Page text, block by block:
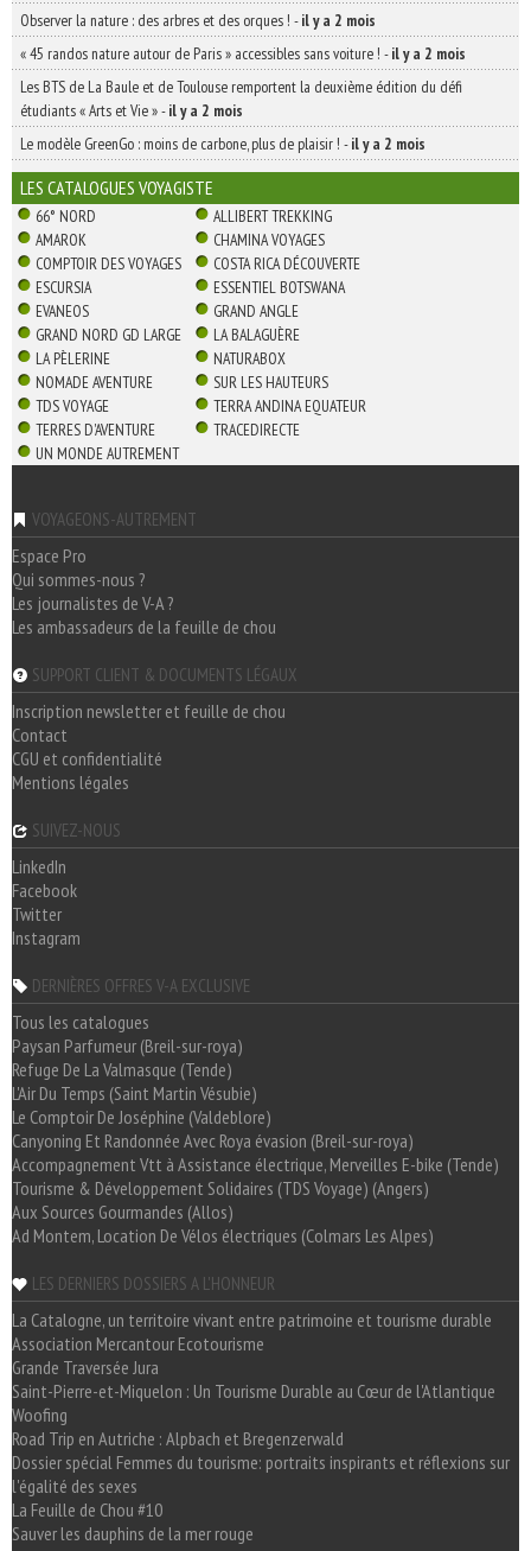
Observer la nature : des arbres et des orques ! -il y a 2 mois
« 45 randos nature autour de Paris » accessibles sans voiture ! -il y a 2 mois
Les BTS de La Baule et de Toulouse remportent la deuxième édition du défi
étudiants « Arts et Vie »-il y a 2 mois
Le modèle GreenGo : moins de carbone, plus de plaisir ! -il y a 2 mois
LES CATALOGUES VOYAGISTE
66° NORD
ALLIBERT TREKKING
AMAROK
CHAMINA VOYAGES
COMPTOIR DES VOYAGES
COSTA RICA DÉCOUVERTE
ESCURSIA
ESSENTIEL BOTSWANA
EVANEOS
GRAND ANGLE
GRAND NORD GD LARGE
LA BALAGUÈRE
LA PÈLERINE
NATURABOX
NOMADE AVENTURE
SUR LES HAUTEURS
TDS VOYAGE
TERRA ANDINA EQUATEUR
TERRES D'AVENTURE
TRACEDIRECTE
UN MONDE AUTREMENT
VOYAGEONS-AUTREMENT
Espace Pro
Qui sommes-nous ?
Les journalistes de V-A ?
Les ambassadeurs de la feuille de chou
SUPPORT CLIENT & DOCUMENTS LÉGAUX
Inscription newsletter et feuille de chou
Contact
CGU et confidentialité
Mentions légales
SUIVEZ-NOUS
LinkedIn
Facebook
Twitter
Instagram
DERNIÈRES OFFRES V-A EXCLUSIVE
Tous les catalogues
Paysan Parfumeur (Breil-sur-roya)
Refuge De La Valmasque (Tende)
L'Air Du Temps (Saint Martin Vésubie)
Le Comptoir De Joséphine (Valdeblore)
Canyoning Et Randonnée Avec Roya évasion (Breil-sur-roya)
Accompagnement Vtt à Assistance électrique, Merveilles E-bike (Tende)
Tourisme & Développement Solidaires (TDS Voyage) (Angers)
Aux Sources Gourmandes (Allos)
Ad Montem, Location De Vélos électriques (Colmars Les Alpes)
LES DERNIERS DOSSIERS A L'HONNEUR
La Catalogne, un territoire vivant entre patrimoine et tourisme durable
Association Mercantour Ecotourisme
Grande Traversée Jura
Saint-Pierre-et-Miquelon : Un Tourisme Durable au Cœur de l'Atlantique
Woofing
Road Trip en Autriche : Alpbach et Bregenzerwald
Dossier spécial Femmes du tourisme: portraits inspirants et réflexions sur
l'égalité des sexes
La Feuille de Chou #10
Sauver les dauphins de la mer rouge